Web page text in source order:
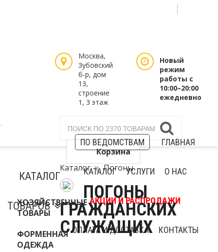
Москва,
Зубовский
б-р, дом
13,
строение
1, 3 этаж
Новый
режим
работы с
10:00–20:00
ежедневно
Корзина
ПО ВЕДОМСТВАМ ГЛАВНАЯ
КАТАЛОГ УСЛУГИ О НАС
АКЦИИ И РАСПРОДАЖИ
ОПЛАТА И ДОСТАВКА КОНТАКТЫ
КАТАЛОГ
ТОВАРОВ
ХОЗЯЙСТВЕННЫЕ
ТОВАРЫ
ФОРМЕННАЯ
ОДЕЖДА
Каталог Погоны
ПОГОНЫ
ГРАЖДАНСКИХ
СЛУЖАЩИХ